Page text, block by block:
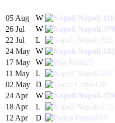
05 Aug W Napoli-118
26 Jul
W Napoli-370
22 Jul
L Napoli-526
24 May
W Napoli-182
17 May
W Pisa825
11 May
L Napoli-167
02 May
D Como 130
24 Apr
W Napoli-270
18 Apr
L Napoli-175
12 Apr
D Parma610